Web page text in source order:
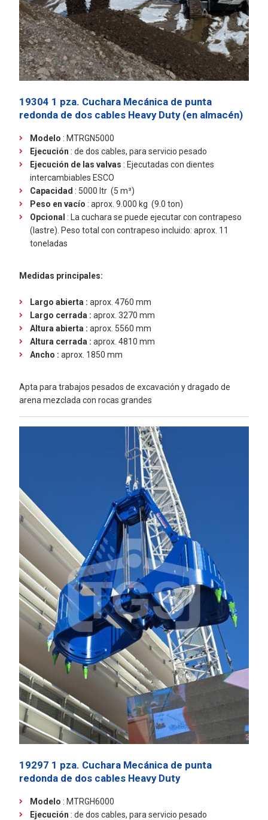
19304 1 pza. Cuchara Mecánica de punta
redonda de dos cables Heavy Duty (en almacén)
Modelo : MTRGN5000
Ejecución : de dos cables, para servicio pesado
Ejecución de las valvas : Ejecutadas con dientes
intercambiables ESCO
Capacidad : 5000 ltr (5 m³)
Peso en vacío : aprox. 9.000 kg (9.0 ton)
Opcional : La cuchara se puede ejecutar con contrapeso
(lastre). Peso total con contrapeso incluido: aprox. 11
toneladas
Medidas principales:
Largo abierta : aprox. 4760 mm
Largo cerrada : aprox. 3270 mm
Altura abierta : aprox. 5560 mm
Altura cerrada : aprox. 4810 mm
Ancho : aprox. 1850 mm
Apta para trabajos pesados de excavación y dragado de
arena mezclada con rocas grandes
19297 1 pza. Cuchara Mecánica de punta
redonda de dos cables Heavy Duty
Modelo : MTRGH6000
Ejecución : de dos cables, para servicio pesado